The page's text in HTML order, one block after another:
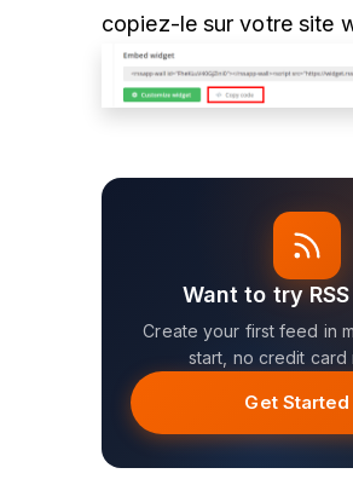
copiez-le sur votre site
Want to try
Create your first feed in
start, no credit card
Get Started